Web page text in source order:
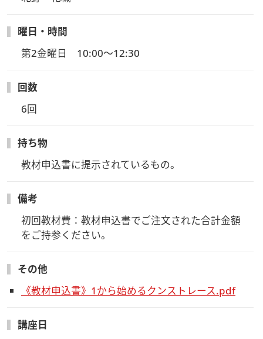
曜日・時間
第2金曜日　10:00～12:30
回数
6回
持ち物
教材申込書に提示されているもの。
備考
初回教材費：教材申込書でご注文された合計金額
をご持参ください。
その他
《教材申込書》1から始めるクンストレース.pdf
講座日